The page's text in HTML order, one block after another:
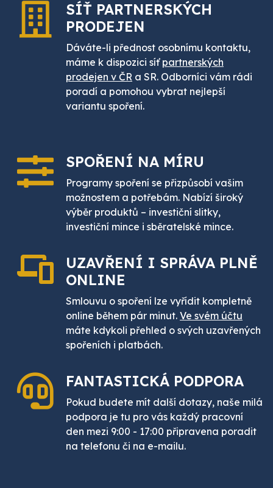
SÍŤ PARTNERSKÝCH
PRODEJEN
Dáváte-li přednost osobnímu kontaktu,
máme k dispozici síť partnerských
prodejen v ČR a SR. Odborníci vám rádi
poradí a pomohou vybrat nejlepší
variantu spoření.
SPOŘENÍ NA MÍRU
Programy spoření se přizpůsobí vašim
možnostem a potřebám. Nabízí široký
výběr produktů – investiční slitky,
investiční mince i sběratelské mince.
UZAVŘENÍ I SPRÁVA PLNĚ
ONLINE
Smlouvu o spoření lze vyřídit kompletně
online během pár minut. Ve svém účtu
máte kdykoli přehled o svých uzavřených
spořeních i platbách.
FANTASTICKÁ PODPORA
Pokud budete mít další dotazy, naše milá
podpora je tu pro vás každý pracovní
den mezi 9:00 - 17:00 připravena poradit
na telefonu či na e-mailu.